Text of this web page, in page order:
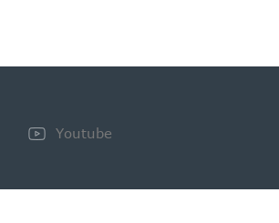
Youtube